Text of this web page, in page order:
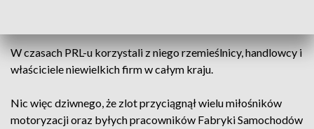
W czasach PRL-u korzystali z niego rzemieślnicy, handlowcy i
właściciele niewielkich firm w całym kraju.
Nic więc dziwnego, że zlot przyciągnął wielu miłośników
motoryzacji oraz byłych pracowników Fabryki Samochodów